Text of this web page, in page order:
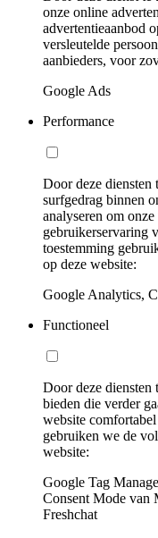
onze online
advertentieaanbod
versleutelde
aanbieders, voor
Google Ads
Performance
Door deze diensten
surfgedrag binnen
analyseren om
gebruikerservaring
toestemming
op deze website:
Google Analytics,
Functioneel
Door deze diensten
bieden die verder
website
gebruiken we de
website:
Google Tag
Consent Mode van
Freshchat